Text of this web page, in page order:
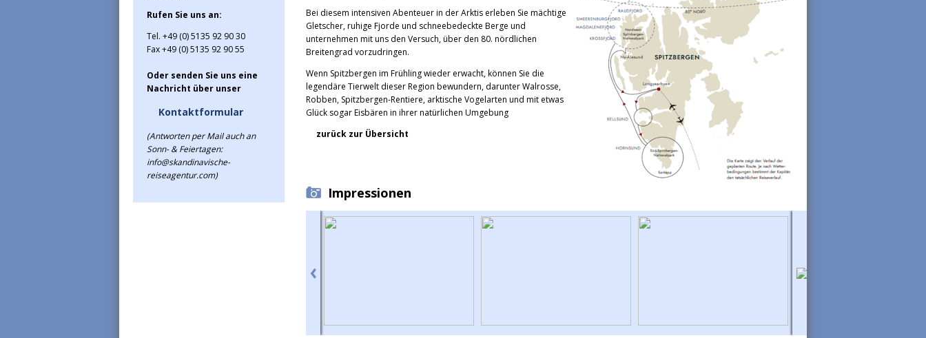
Rufen Sie uns an:
Tel. +49 (0) 5135 92 90 30
Fax +49 (0) 5135 92 90 55
Oder senden Sie uns eine
Nachricht über unser
Kontaktformular
(Antworten per Mail auch an
Sonn- & Feiertagen:
info@skandinavische-
reiseagentur.com)
Bei diesem intensiven Abenteuer in der Arktis erleben Sie mächtige
Gletscher, ruhige Fjorde und schneebedeckte Berge und
unternehmen mit uns den Versuch, über den 80. nördlichen
Breitengrad vorzudringen.
Wenn Spitzbergen im Frühling wieder erwacht, können Sie die
legendäre Tierwelt dieser Region bewundern, darunter Walrosse,
Robben, Spitzbergen-Rentiere, arktische Vogelarten und mit etwas
Glück sogar Eisbären in ihrer natürlichen Umgebung
zurück zur Übersicht
Impressionen